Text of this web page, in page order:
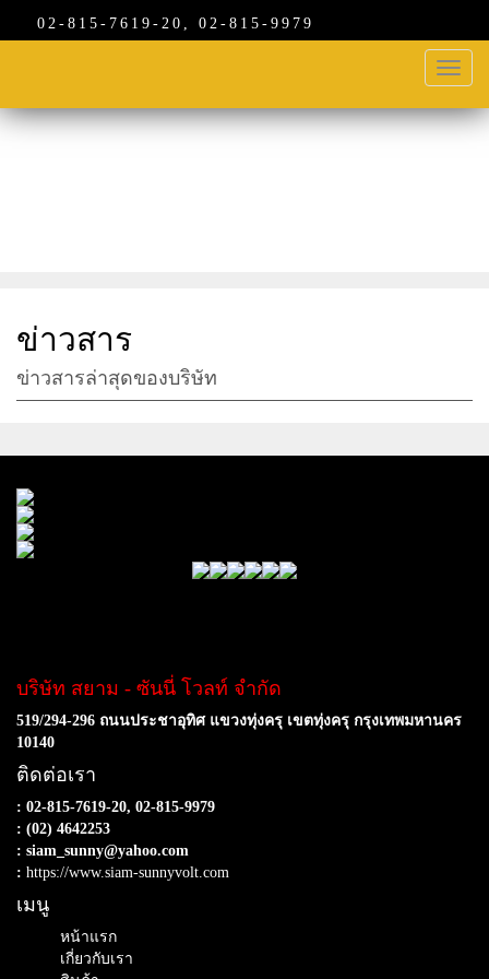
02-815-7619-20, 02-815-9979
Toggle
ข่าวสาร
ข่าวสารล่าสุดของบริษัท
บริษัท สยาม - ซันนี่ โวลท์ จำกัด
519/294-296 ถนนประชาอุทิศ แขวงทุ่งครุ เขตทุ่งครุ กรุงเทพมหานคร
10140
ติดต่อเรา
: 02-815-7619-20, 02-815-9979
: (02) 4642253
: siam_sunny@yahoo.com
: https://www.siam-sunnyvolt.com
เมนู
หน้าแรก
เกี่ยวกับเรา